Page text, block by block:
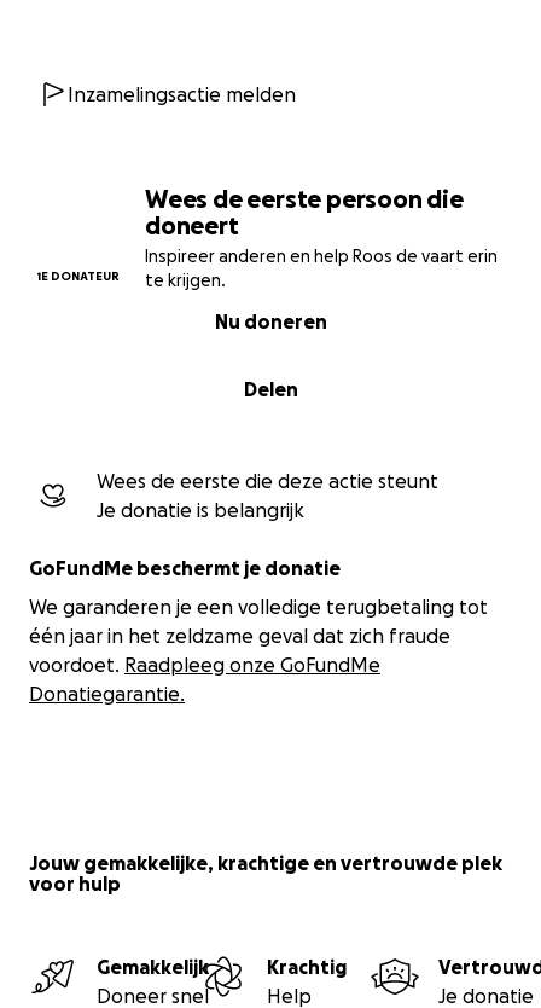
Wees de eerste persoon die
doneert
Inspireer anderen en help Roos de vaart erin
te krijgen.
1E DONATEUR
Delen
Nu doneren
Wees de eerste die deze actie steunt
Je donatie is belangrijk
GoFundMe beschermt je donatie
We garanderen je een volledige terugbetaling tot
één jaar in het zeldzame geval dat zich fraude
voordoet. Raadpleeg onze GoFundMe
Donatiegarantie.
financiële basis is.
Op 16 mei 2026 wordt definitief bepaald of de
Gaat jouw voorkeur uit naar sponsoring? Bekijk dan
sponsormogelijkheden!
Inzamelingsactie melden
Jouw gemakkelijke, krachtige en vertrouwde plek
voor hulp
Gemakkelijk
Doneer snel
Krachtig
Help
Je donatie